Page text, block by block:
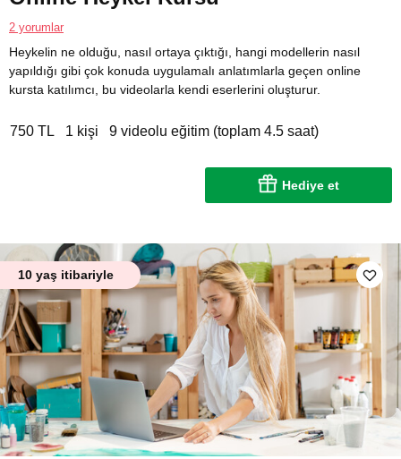
2 yorumlar
Heykelin ne olduğu, nasıl ortaya çıktığı, hangi modellerin nasıl
yapıldığı gibi çok konuda uygulamalı anlatımlarla geçen online
kursta katılımcı, bu videolarla kendi eserlerini oluşturur.
750 TL 1 kişi 9 videolu eğitim (toplam 4.5 saat)
Hediye et
10 yaş itibariyle